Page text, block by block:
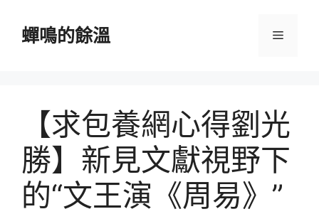
蟬鳴的餘溫 選
【求包養網心得劉光
勝】新見文獻視野下
的“文王演《周易》”